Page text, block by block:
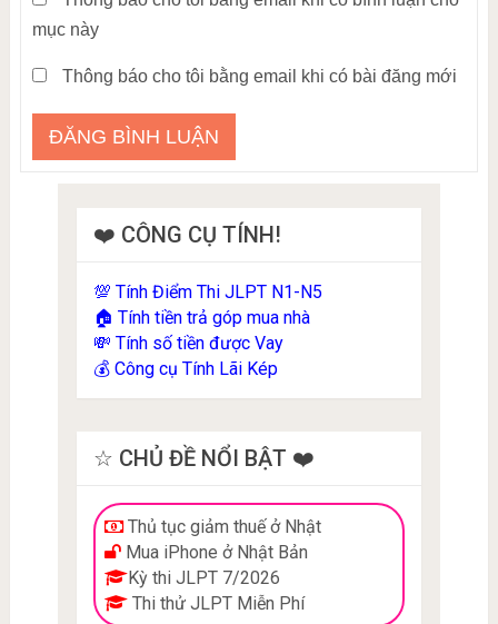
mục này
Thông báo cho tôi bằng email khi có bài đăng mới
❤️ CÔNG CỤ TÍNH!
💯 Tính Điểm Thi JLPT N1-N5
🏠 Tính tiền trả góp mua nhà
💸 Tính số tiền được Vay
💰 Công cụ Tính Lãi Kép
☆ CHỦ ĐỀ NỔI BẬT ❤️
Thủ tục giảm thuế ở Nhật
Mua iPhone ở Nhật Bản
Kỳ thi JLPT 7/2026
Thi thử JLPT Miễn Phí